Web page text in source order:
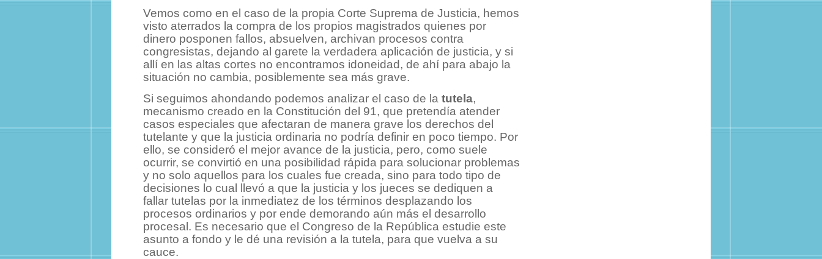
Vemos como en el caso de la propia Corte Suprema de Justicia, hemos
visto aterrados la compra de los propios magistrados quienes por
dinero posponen fallos, absuelven, archivan procesos contra
congresistas, dejando al garete la verdadera aplicación de justicia, y si
allí en las altas cortes no encontramos idoneidad, de ahí para abajo la
situación no cambia, posiblemente sea más grave.
Si seguimos ahondando podemos analizar el caso de la tutela,
mecanismo creado en la Constitución del 91, que pretendía atender
casos especiales que afectaran de manera grave los derechos del
tutelante y que la justicia ordinaria no podría definir en poco tiempo. Por
ello, se consideró el mejor avance de la justicia, pero, como suele
ocurrir, se convirtió en una posibilidad rápida para solucionar problemas
y no solo aquellos para los cuales fue creada, sino para todo tipo de
decisiones lo cual llevó a que la justicia y los jueces se dediquen a
fallar tutelas por la inmediatez de los términos desplazando los
procesos ordinarios y por ende demorando aún más el desarrollo
procesal. Es necesario que el Congreso de la República estudie este
asunto a fondo y le dé una revisión a la tutela, para que vuelva a su
cauce.